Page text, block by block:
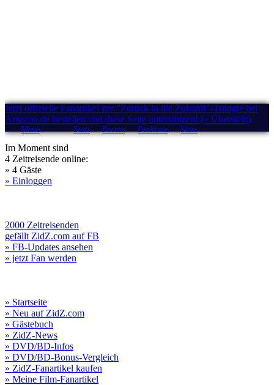
Jetzt offizielle Fanartikel zur "Zurück in die Zukunft"-Trilogie bei
Amazon.de bestellen und diese Seite unterstützen! (» Übersicht)
Menü Start Forum Drehorte Stars
Im Moment sind
4 Zeitreisende online:
» 4 Gäste
» Einloggen
2000 Zeitreisenden
gefällt ZidZ.com auf FB
» FB-Updates ansehen
» jetzt Fan werden
» Startseite
» Neu auf ZidZ.com
» Gästebuch
» ZidZ-News
» DVD/BD-Infos
» DVD/BD-Bonus-Vergleich
» ZidZ-Fanartikel kaufen
» Meine Film-Fanartikel